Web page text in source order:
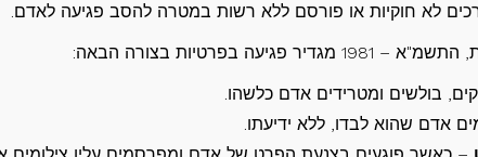
לא חוקיות או פורסם ללא רשות במטרה להסב פגיעה לאדם.
בולשים ומטרידים אדם כלשהו.
אדם שהוא לבדו, ללא ידיעתו.